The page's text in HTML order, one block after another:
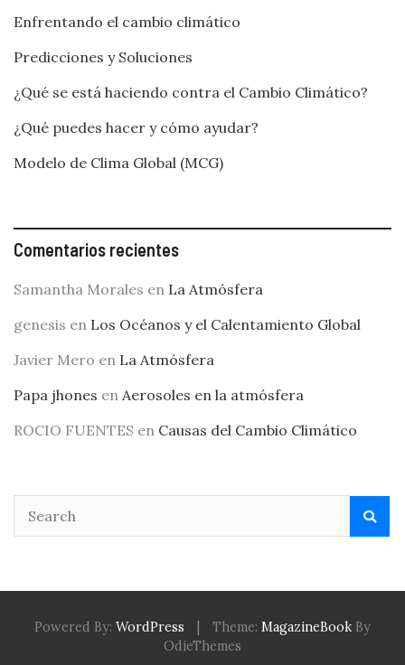
Enfrentando el cambio climático
Predicciones y Soluciones
¿Qué se está haciendo contra el Cambio Climático?
¿Qué puedes hacer y cómo ayudar?
Modelo de Clima Global (MCG)
Comentarios recientes
Samantha Morales en La Atmósfera
genesis en Los Océanos y el Calentamiento Global
Javier Mero en La Atmósfera
Papa jhones en Aerosoles en la atmósfera
ROCIO FUENTES en Causas del Cambio Climático
Powered By: WordPress Theme: MagazineBook By
OdieThemes